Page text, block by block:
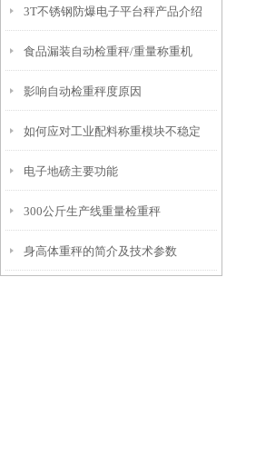
3T不锈钢防爆电子平台秤产品介绍
食品漏装自动检重秤/重量称重机
影响自动检重秤度原因
如何应对工业配料称重模块不稳定
电子地磅主要功能
300公斤生产线重量检重秤
身高体重秤的简介及技术参数